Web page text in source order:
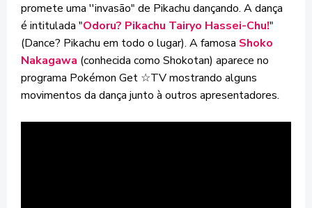
promete uma ''invasão" de Pikachu dançando. A dança
é intitulada "Odoru? Pikachu Tairyo Hassei-Chu!"
(Dance? Pikachu em todo o lugar). A famosa Shoko
Nakagawa (conhecida como Shokotan) aparece no
programa Pokémon Get ☆TV mostrando alguns
movimentos da dança junto à outros apresentadores.